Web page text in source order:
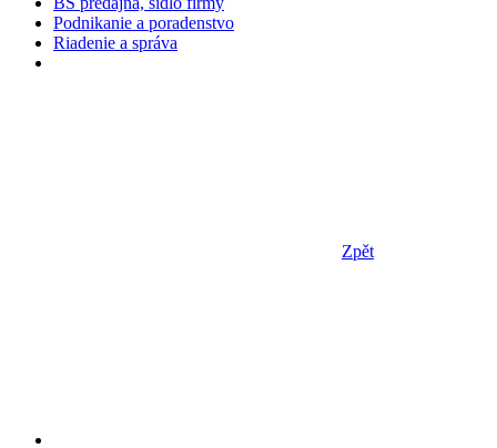
Podnikanie a poradenstvo
Riadenie a správa
Zpět